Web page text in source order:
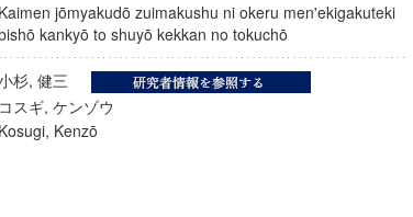
Kaimen jōmyakudō zuimakushu ni okeru men'ekigakuteki
kankyō to shuyō kekkan no tokuchō
杉, 健三
コスギ, ケンゾウ
Kosugi, Kenzō